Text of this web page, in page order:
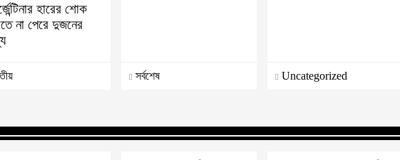
হারের শোক
না পেরে দুজনের
সর্বশেষ Uncategorized